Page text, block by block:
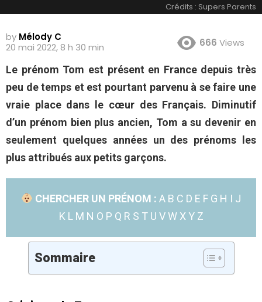
Crédits : Supers Parents
by Mélody C
20 mai 2022, 8 h 30 min
666 Views
Le prénom Tom est présent en France depuis très
peu de temps et est pourtant parvenu à se faire une
vraie place dans le cœur des Français. Diminutif
d’un prénom bien plus ancien, Tom a su devenir en
seulement quelques années un des prénoms les
plus attribués aux petits garçons.
CHERCHER UN PRÉNOM : A B C D E F G H I J
K L M N O P Q R S T U V W X Y Z
Sommaire